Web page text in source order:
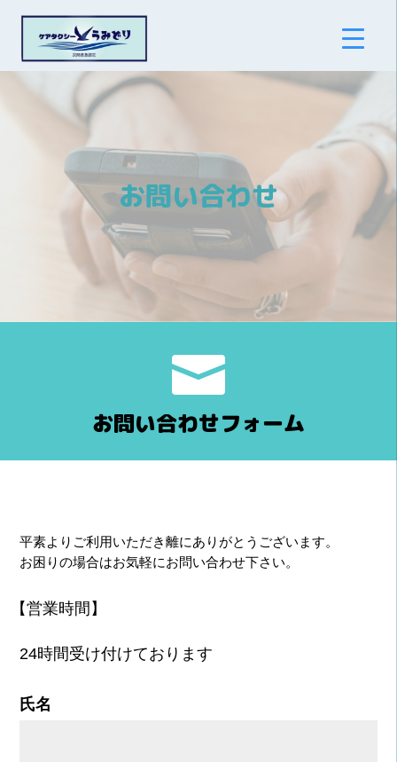
お問い合わせ

お問い合わせフォーム
平素よりご利用いただき離にありがとうございます。
お困りの場合はお気軽にお問い合わせ下さい。
【営業時間】
24時間受け付けております
氏名